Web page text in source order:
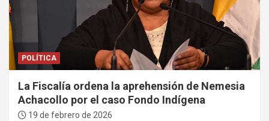
POLÍTICA
La Fiscalía ordena la aprehensión de Nemesia
Achacollo por el caso Fondo Indígena
19 de febrero de 2026